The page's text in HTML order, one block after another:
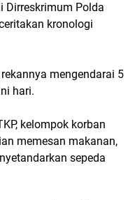
Dirreskrimum Polda
kronologi
mengendarai 5
hari.
kelompok korban
memesan makanan,
sepeda